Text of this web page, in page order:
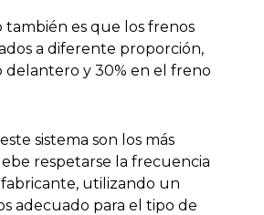
también es que los frenos
a diferente proporción,
delantero y 30% en el freno
sistema son los más
respetarse la frecuencia
utilizando un
adecuado para el tipo de